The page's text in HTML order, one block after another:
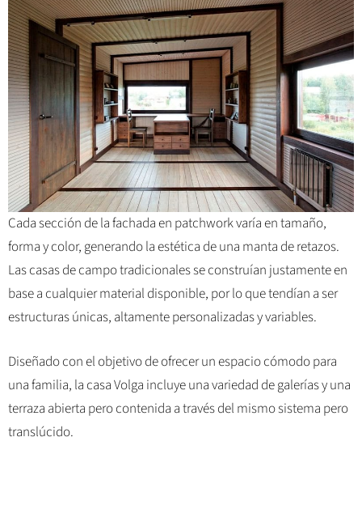
Cada sección de la fachada en patchwork varía en tamaño,
forma y color, generando la estética de una manta de retazos.
Las casas de campo tradicionales se construían justamente en
base a cualquier material disponible, por lo que tendían a ser
estructuras únicas, altamente personalizadas y variables.
Diseñado con el objetivo de ofrecer un espacio cómodo para
una familia, la casa Volga incluye una variedad de galerías y una
terraza abierta pero contenida a través del mismo sistema pero
translúcido.